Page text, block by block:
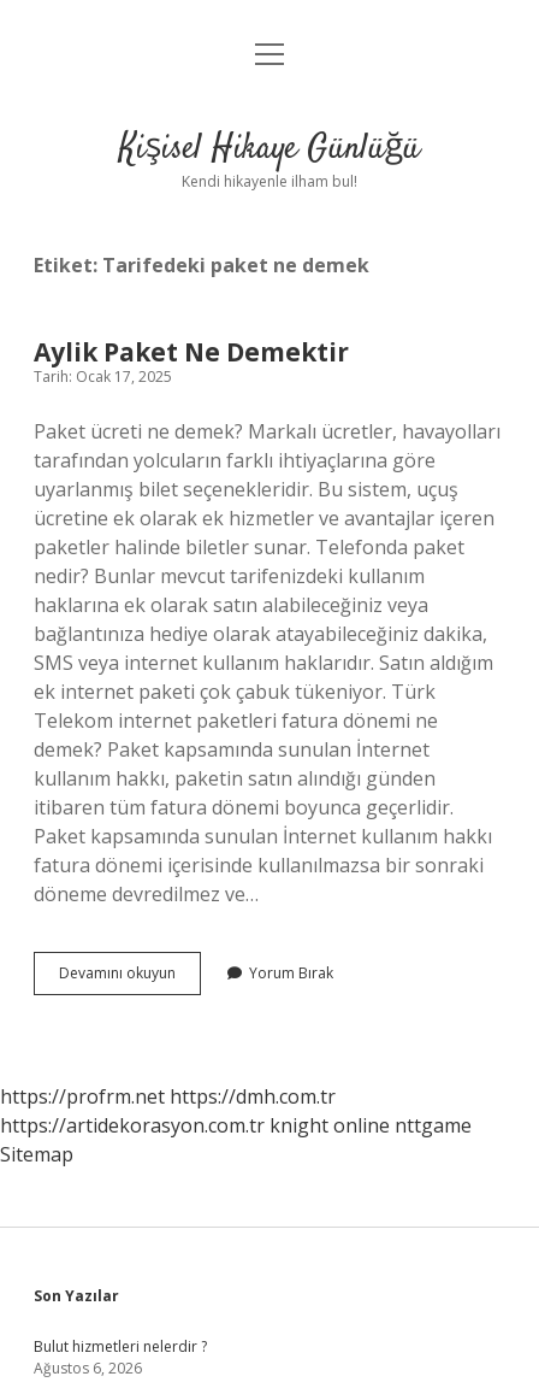
Anasayfa
Yasal Uyarı
menüyü
Kişisel Hikaye Günlüğü
Kendi hikayenle ilham bul!
Etiket: Tarifedeki paket ne demek
Aylik Paket Ne Demektir
Tarih: Ocak 17, 2025
Paket ücreti ne demek? Markalı ücretler, havayolları
tarafından yolcuların farklı ihtiyaçlarına göre
uyarlanmış bilet seçenekleridir. Bu sistem, uçuş
ücretine ek olarak ek hizmetler ve avantajlar içeren
paketler halinde biletler sunar. Telefonda paket
nedir? Bunlar mevcut tarifenizdeki kullanım
haklarına ek olarak satın alabileceğiniz veya
bağlantınıza hediye olarak atayabileceğiniz dakika,
SMS veya internet kullanım haklarıdır. Satın aldığım
ek internet paketi çok çabuk tükeniyor. Türk
Telekom internet paketleri fatura dönemi ne
demek? Paket kapsamında sunulan İnternet
kullanım hakkı, paketin satın alındığı günden
itibaren tüm fatura dönemi boyunca geçerlidir.
Paket kapsamında sunulan İnternet kullanım hakkı
fatura dönemi içerisinde kullanılmazsa bir sonraki
döneme devredilmez ve…
Devamını okuyun
Paket
Yorum Bırak
https://profrm.net https://dmh.com.tr
https://artidekorasyon.com.tr knight online nttgame
Sitemap
Sidebar
Son Yazılar
Bulut hizmetleri nelerdir ?
Ağustos 6, 2026